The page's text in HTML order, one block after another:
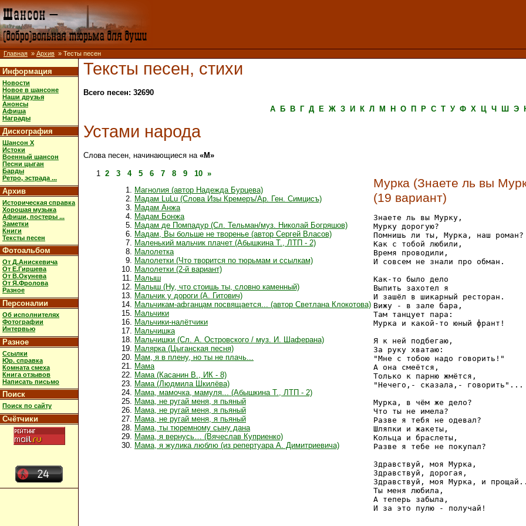
Главная » Архив » Тесты песен
Информация
Новости
Новое в шансоне
Наши друзья
Анонсы
Афиша
Награды
Дискография
Шансон X
Истоки
Военный шансон
Песни цыган
Барды
Ретро, эстрада ...
Архив
Историческая справка
Хорошая музыка
Афиши, постеры ...
Заметки
Книги
Тексты песен
Фотоальбом
От Д.Анискевича
От Е.Гиршева
От В.Окунева
От Я.Фролова
Разное
Персоналии
Об исполнителях
Фотографии
Интервью
Разное
Ссылки
Юр. справка
Комната смеха
Книга отзывов
Написать письмо
Поиск
Поиск по сайту
Счётчики
Тексты песен, стихи
Всего песен: 32690
А
Б В Г Д Е Ж З И К Л М Н О П Р С Т У Ф Х Ц Ч Ш Э
Устами народа
Слова песен, начинающиеся на «М»
1 2 3 4 5 6 7 8 9 10 »
Магнолия (автор Надежда Бурцева)
Мадам LuLu (Слова Изы Кремеръ/Ар. Ген. Симцисъ)
Мадам Анжа
Мадам Бонжа
Мадам де Помпадур (Сл. Тельман/муз. Николай Богряшов)
Мадам, Вы больше не творенье (автор Сергей Власов)
Маленький мальчик плачет (Абышкина Т., ЛТП - 2)
Малолетка
Малолетки (Что творится по тюрьмам и ссылкам)
Малолетки (2-й вариант)
Малыш
Малыш (Ну, что стоишь ты, словно каменный)
Мальчик у дороги (А. Гитович)
Мальчикам-афганцам посвящается... (автор Светлана Клокотова)
Мальчики
Мальчики-налётчики
Мальчишка
Мальчишки (Сл. А. Островского / муз. И. Шаферана)
Малярка (Цыганская песня)
Мам, я в плену, но ты не плачь...
Мама
Мама (Касанин В., ИК - 8)
Мама (Людмила Шкилёва)
Мама, мамочка, мамуля... (Абышкина Т., ЛТП - 2)
Мама, не ругай меня, я пьяный
Мама, не ругай меня, я пьяный
Мама, не ругай меня, я пьяный
Мама, ты тюремному сыну дана
Мама, я вернусь… (Вячеслав Куприенко)
Мама, я жулика люблю (из репертуара А. Димитриевича)
Мурка (Знаете ль вы
(19 вариант)
Знаете ль вы Мурку,
Мурку дорогую?
Помнишь ли ты, Мурка, наш роман?
Как с тобой любили,
Время проводили,
И совсем не знали про обман.
Как-то было дело
Выпить захотел я
И зашёл в шикарный ресторан.
Вижу - в зале бара,
Там танцует пара:
Мурка и какой-то юный франт!
Я к ней подбегаю,
За руку хватаю:
"Мне с тобою надо говорить!"
А она смеётся,
Только к парню жмётся,
"Нечего,- сказала,- говорить"...
Мурка, в чём же дело?
Что ты не имела?
Разве я тебя не одевал?
Шляпки и жакеты,
Кольца и браслеты,
Разве я тебе не покупал?
Здравствуй, моя Мурка,
Здравствуй, дорогая,
Здравствуй, моя Мурка, и
Ты меня любила,
А теперь забыла,